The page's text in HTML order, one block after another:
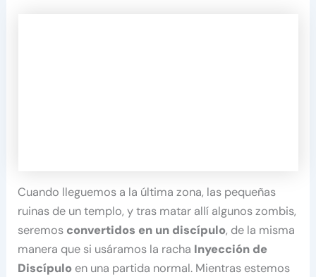
Cuando lleguemos a la última zona, las pequeñas
ruinas de un templo, y tras matar allí algunos zombis,
seremos convertidos en un discípulo, de la misma
manera que si usáramos la racha Inyección de
Discípulo en una partida normal. Mientras estemos